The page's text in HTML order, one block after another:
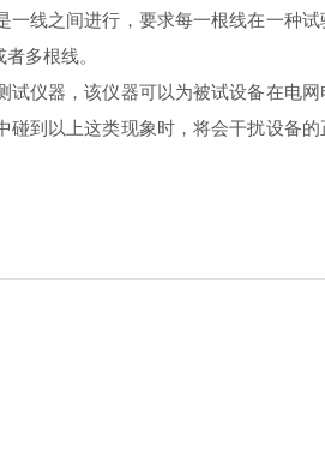
线之间进行，要求每一根线在一种
多根线。
器，该仪器可以为被试设备在电网
到以上这类现象时，将会干扰设备